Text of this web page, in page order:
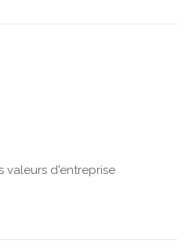
valeurs d'entreprise